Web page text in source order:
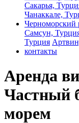
Сакарья,
Чанаккале,
Черноморский
Самсун,
Турция
контакты
Аренда
Частный
морем